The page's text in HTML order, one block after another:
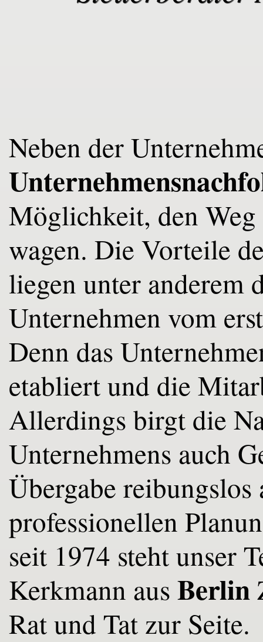
Neben der
Möglichkeit, den
wagen. Die Vorteile
liegen unter anderem
Unternehmen vom
Denn das
etabliert und die
Allerdings birgt die
Unternehmens auch
Übergabe
professionellen
seit 1974 steht unser
Kerkmann aus Berlin
Rat und Tat zur Seite.